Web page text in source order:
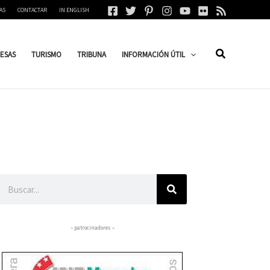
CONTACTAR IN ENGLISH
TURISMO TRIBUNA INFORMACIÓN ÚTIL
– patrocinadores –